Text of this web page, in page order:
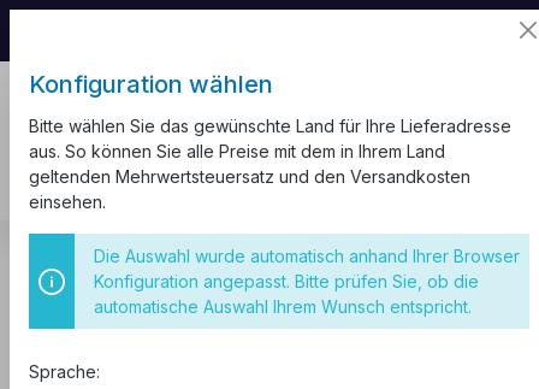
Sicherungsautomaten 3-polig 10kA
Sicherungsautomat B10 3-Polig
Konfiguration wählen
Bitte wählen Sie das gewünschte Land für Ihre Lieferadresse
aus. So können Sie alle Preise mit dem in Ihrem Land
geltenden Mehrwertsteuersatz und den Versandkosten
einsehen.
Die Auswahl wurde automatisch anhand Ihrer Browser
Konfiguration angepasst. Bitte prüfen Sie, ob die
automatische Auswahl Ihrem Wunsch entspricht.
Sprache: